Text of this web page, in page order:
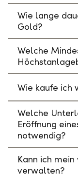
Wie lange
Gold?
Welche
Wie kaufe ich
Welche
Eröffnung
notwendig?
Kann ich
verwalten?